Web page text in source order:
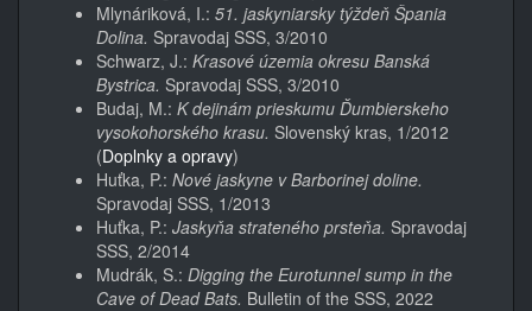
Mlynáriková, I.: 51. jaskyniarsky týždeň Špania
Dolina. Spravodaj SSS, 3/2010
Schwarz, J.: Krasové územia okresu Banská
Bystrica. Spravodaj SSS, 3/2010
Budaj, M.: K dejinám prieskumu Ďumbierskeho
vysokohorského krasu. Slovenský kras, 1/2012
(Doplnky a opravy)
Huťka, P.: Nové jaskyne v Barborinej doline.
Spravodaj SSS, 1/2013
Huťka, P.: Jaskyňa strateného prsteňa. Spravodaj
SSS, 2/2014
Mudrák, S.: Digging the Eurotunnel sump in the
Cave of Dead Bats. Bulletin of the SSS, 2022